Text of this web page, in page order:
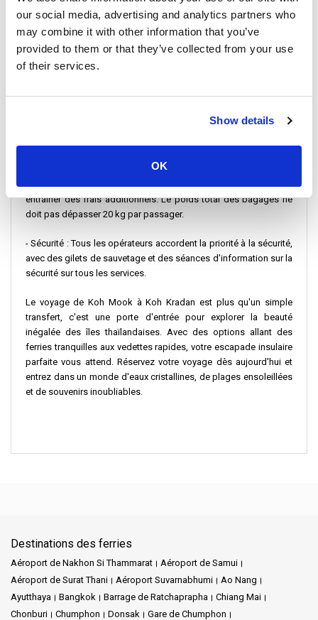
our social media, advertising and analytics partners who
may combine it with other information that you’ve
provided to them or that they’ve collected from your use
of their services.
Show details
OK
pièce d'identité à portée de main pour un embarquement en
douceur. Les comptoirs d'enregistrement sont situés à
l'embarcadère de Koh Mook, facilement accessible depuis les
principaux points de l'île.
Informations importantes sur le voyage :
- Durée du trajet : Le voyage peut durer entre 30 minutes en furet
- Bagages : Chaque passager a droit à une valise et un bagage à
entraîner des frais additionnels. Le poids total des bagages ne
doit pas dépasser 20 kg par passager.
- Sécurité : Tous les opérateurs accordent la priorité à la sécurité,
avec des gilets de sauvetage et des séances d'information sur la
sécurité sur tous les services.
Le voyage de Koh Mook à Koh Kradan est plus qu'un simple
transfert, c'est une porte d'entrée pour explorer la beauté
inégalée des îles thaïlandaises. Avec des options allant des
ferries tranquilles aux vedettes rapides, votre escapade insulaire
parfaite vous attend. Réservez votre voyage dès aujourd'hui et
entrez dans un monde d'eaux cristallines, de plages ensoleillées
et de souvenirs inoubliables.
Destinations des ferries
Aéroport de Nakhon Si Thammarat
Aéroport de Samui
Aéroport de Surat Thani
Aéroport Suvarnabhumi
Ao Nang
Ayutthaya
Bangkok Barrage de Ratchaprapha
Chiang Mai
Chonburi
Chumphon Donsak
Gare de Chumphon